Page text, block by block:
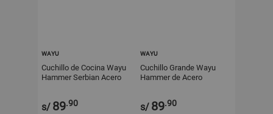
WAYU
Cuchillo de Cocina Wayu
Hammer Serbian Acero
Negro
s/ 89.90
WAYU
Cuchillo Grande Wayu
Hammer de Acero
s/ 89.90